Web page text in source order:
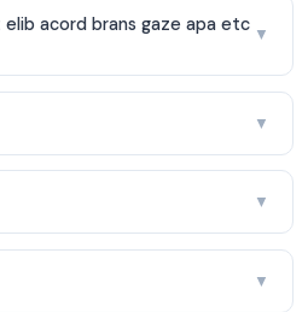
acord brans gaze apa etc ▼
▼
▼
▼